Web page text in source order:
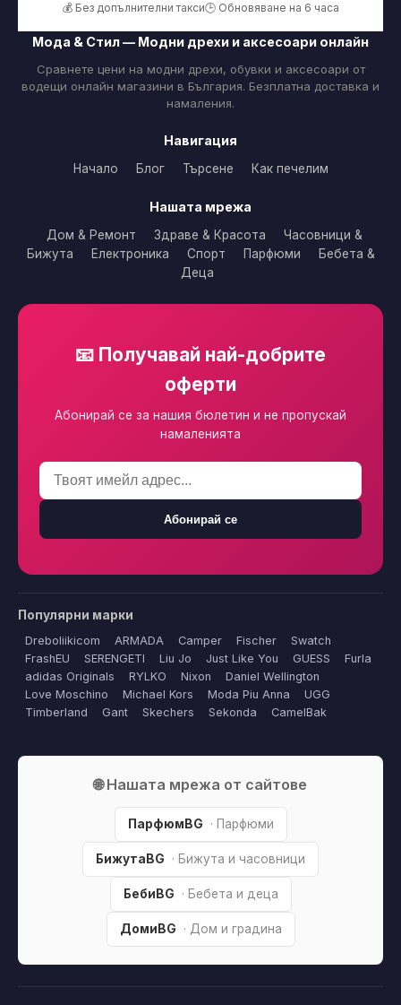
💰 Без допълнителни такси🕒 Обновяване на 6 часа
Мода & Стил — Модни дрехи и аксесоари онлайн
Сравнете цени на модни дрехи, обувки и аксесоари от
водещи онлайн магазини в България. Безплатна доставка и
намаления.
Навигация
Начало Блог Търсене Как печелим
Нашата мрежа
Дом & Ремонт Здраве & Красота
Часовници &
Бижута
Електроника Спорт Парфюми
Бебета &
Деца
📧 Получавай най-добрите
оферти
Абонирай се за нашия бюлетин и не пропускай
намаленията
Абонирай се
Популярни марки
Dreboliikicom ARMADA Camper Fischer
Swatch
FrashEU
SERENGETI Liu Jo Just Like You GUESS
Furla
adidas Originals
RYLKO Nixon
Daniel Wellington
Love Moschino
Michael Kors Moda Piu Anna
UGG
Timberland
Gant Skechers Sekonda CamelBak
🌐 Нашата мрежа от сайтове
ПарфюмBG · Парфюми
БижутаBG · Бижута и часовници
БебиBG · Бебета и деца
ДомиBG · Дом и градина